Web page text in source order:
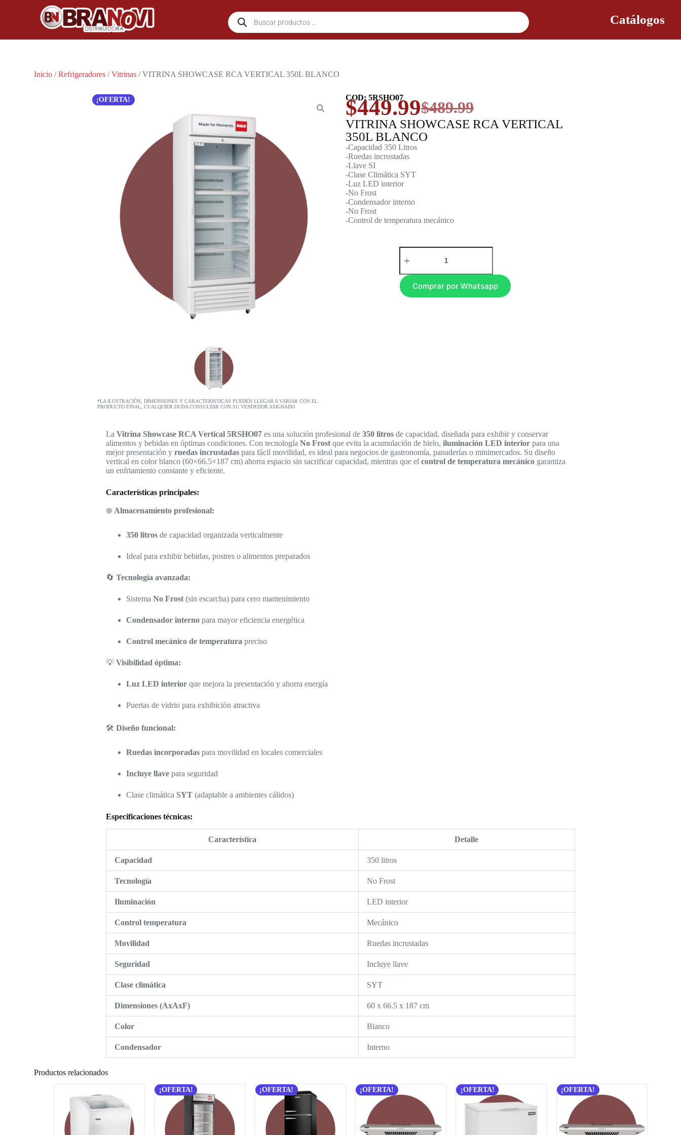
Catálogos
Inicio /Refrigeradores /Vitrinas / VITRINA SHOWCASE RCA VERTICAL 350L BLANCO
¡OFERTA!
*LA ILUSTRACIÓN, DIMENSIONES Y CARACTERISTICAS PUEDEN LLEGAR A VARIAR CON EL
PRODUCTO FINAL, CUALQUIER DUDA CONSULTAR CON SU VENDEDOR ASIGNADO
COD: 5RSHO07
$489.99
$449.99
VITRINA SHOWCASE RCA VERTICAL
350L BLANCO
-Capacidad 350 Litros
-Ruedas incrustadas
-Llave SI
-Clase Climática SYT
-Luz LED interior
-No Frost
-Condensador interno
-No Frost
-Control de temperatura mecánico
Comprar por Whatsapp
La Vitrina Showcase RCA Vertical 5RSHO07es una solución profesional de 350 litrosde capacidad, diseñada para exhibir y conservar
alimentos y bebidas en óptimas condiciones. Con tecnología No Frostque evita la acumulación de hielo, iluminación LED interiorpara una
mejor presentación y ruedas incrustadaspara fácil movilidad, es ideal para negocios de gastronomía, panaderías o minimercados. Su diseño
vertical en color blanco (60×66.5×187 cm) ahorra espacio sin sacrificar capacidad, mientras que el control de temperatura mecánicogarantiza
un enfriamiento constante y eficiente.
Características principales:
❄️ Almacenamiento profesional:
350 litrosde capacidad organizada verticalmente
Ideal para exhibir bebidas, postres o alimentos preparados
🔄 Tecnología avanzada:
Sistema No Frost(sin escarcha) para cero mantenimiento
Condensador internopara mayor eficiencia energética
Control mecánico de temperatura preciso
💡 Visibilidad óptima:
Luz LED interiorque mejora la presentación y ahorra energía
Puertas de vidrio para exhibición atractiva
🛠️ Diseño funcional:
Ruedas incorporadaspara movilidad en locales comerciales
Incluye llavepara seguridad
Clase climática SYT(adaptable a ambientes cálidos)
Especificaciones técnicas:
Característica Detalle
Capacidad 350 litros
Tecnología No Frost
Iluminación LED interior
Control temperatura Mecánico
Movilidad Ruedas incrustadas
Seguridad Incluye llave
Clase climática SYT
Dimensiones (AxAxF) 60 x 66.5 x 187 cm
Color Blanco
Condensador Interno
Productos relacionados
¡OFERTA! ¡OFERTA! ¡OFERTA! ¡OFERTA! ¡OFERTA!